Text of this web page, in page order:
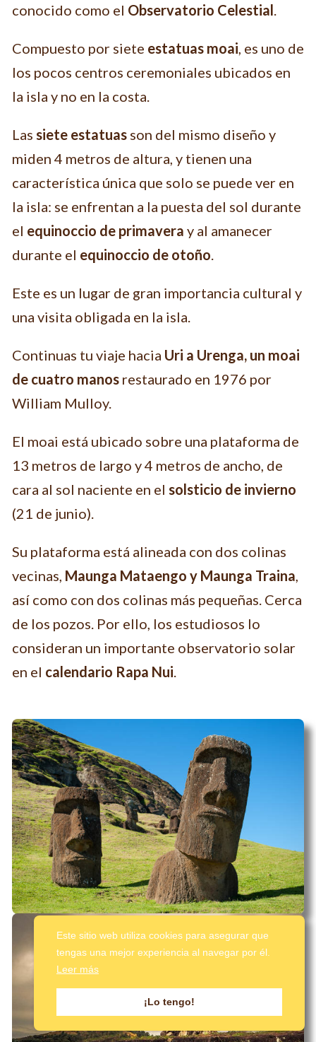
conocido como el Observatorio Celestial.
Compuesto por siete estatuas moai, es uno de
los pocos centros ceremoniales ubicados en
la isla y no en la costa.
Las siete estatuas son del mismo diseño y
miden 4 metros de altura, y tienen una
característica única que solo se puede ver en
la isla: se enfrentan a la puesta del sol durante
el equinoccio de primavera y al amanecer
durante el equinoccio de otoño.
Este es un lugar de gran importancia cultural y
una visita obligada en la isla.
Continuas tu viaje hacia Uri a Urenga, un moai
de cuatro manos restaurado en 1976 por
William Mulloy.
El moai está ubicado sobre una plataforma de
13 metros de largo y 4 metros de ancho, de
cara al sol naciente en el solsticio de invierno
(21 de junio).
Su plataforma está alineada con dos colinas
vecinas, Maunga Mataengo y Maunga Traina,
así como con dos colinas más pequeñas. Cerca
de los pozos. Por ello, los estudiosos lo
consideran un importante observatorio solar
en el calendario Rapa Nui.
Este sitio web utiliza cookies para asegurar que
tengas una mejor experiencia al navegar por él.
Leer más
¡Lo tengo!